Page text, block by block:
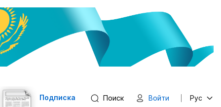
Подписка Поиск Войти Рус